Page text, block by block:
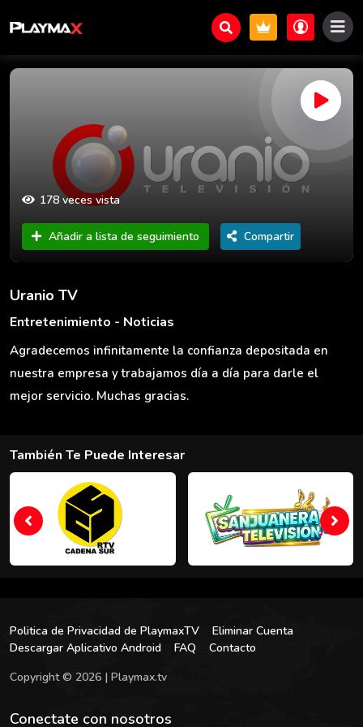
178 veces vista
Añadir a lista de seguimiento Compartir
Uranio TV
Entretenimiento - Noticias
Agradecemos infinitamente la confianza depositada en
nuestra empresa y trabajamos día a día para darle el
mejor servicio. Muchas gracias.
También Te Puede Interesar
Politica de Privacidad de PlaymaxTV
Eliminar Cuenta
Descargar Aplicativo Android
FAQ
Contacto
Copyright © 2026 | Playmax.tv
Conectate con nosotros